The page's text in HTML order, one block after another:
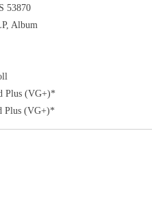
53870
Album
Plus (VG+)*
Plus (VG+)*